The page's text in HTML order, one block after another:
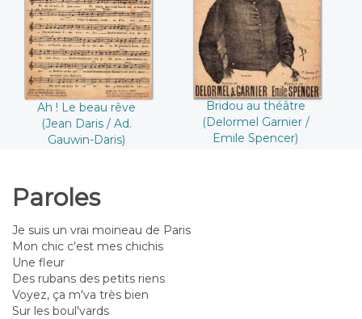
Gauwin-Daris)
Ah ! Le beau rêve
(Jean Daris / Ad.
Gauwin-Daris)
Emile Spencer)
Bridou au théâtre
(Delormel Garnier /
Emile Spencer)
Paroles
Je suis un vrai moineau de Paris
Mon chic c'est mes chichis
Une fleur
Des rubans des petits riens
Voyez, ça m'va très bien
Sur les boul'vards